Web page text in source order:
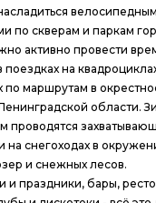
по скверам и паркам
активно провести
на
по маршрутам в
области.
проводятся
на снегоходах в
и снежных лесов.
и праздники, бары,